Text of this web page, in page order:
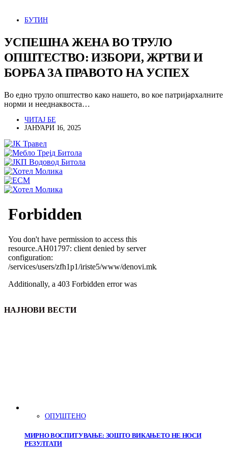
БУТИН
УСПЕШНА ЖЕНА ВО ТРУЛО
ОПШТЕСТВО: ИЗБОРИ, ЖРТВИ И
БОРБА ЗА ПРАВОТО НА УСПЕХ
Во едно труло општество како нашето, во кое патријархалните
норми и нееднаквоста…
ЧИТАЈ БЕ
ЈАНУАРИ 16, 2025
НАЈНОВИ ВЕСТИ
ОПУШТЕНО
МИРНО ВОСПИТУВАЊЕ: ЗОШТО ВИКАЊЕТО НЕ НОСИ
РЕЗУЛТАТИ